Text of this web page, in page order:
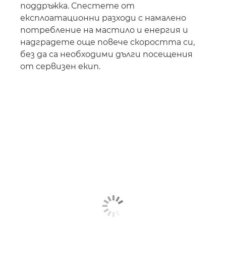
поддръжка. Спестете от
експлоатационни разходи с намалено
потребление на мастило и енергия и
надградете още повече скоростта си,
без да са необходими дълги посещения
от сервизен екип.